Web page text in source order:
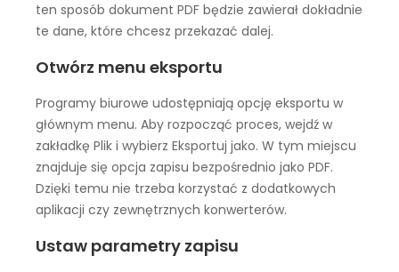
ten sposób dokument PDF będzie zawierał dokładnie
te dane, które chcesz przekazać dalej.
Otwórz menu eksportu
Programy biurowe udostępniają opcję eksportu w
głównym menu. Aby rozpocząć proces, wejdź w
zakładkę Plik i wybierz Eksportuj jako. W tym miejscu
znajduje się opcja zapisu bezpośrednio jako PDF.
Dzięki temu nie trzeba korzystać z dodatkowych
aplikacji czy zewnętrznych konwerterów.
Ustaw parametry zapisu